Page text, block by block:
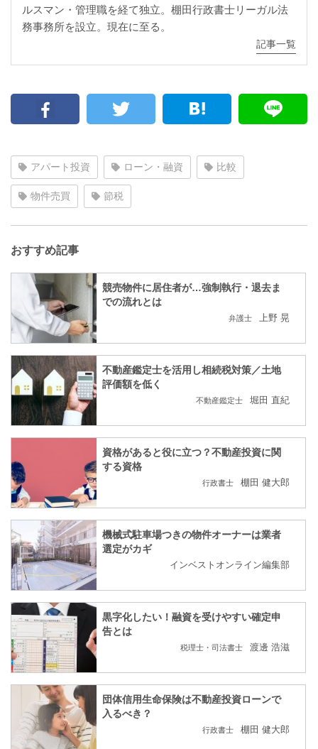
ルスマン・管理職を経て独立。棚田行政書士リーガル法
務事務所を設立。現在に至る。
記事一覧
アパート投資 ローン・融資 比較
物件売買 節税
おすすめ記事
競売物件に居住者が…強制執行・退去ま
での流れとは
弁護士 上野 晃
不動産鑑定士を活用し相続税対策／土地
評価額を低く
不動産鑑定士 堀田 直紀
資格があると役に立つ？不動産投資に関
する資格
行政書士 棚田 健大郎
機械式駐車場つきの物件オーナーは業者
選定がカギ
インベストオンライン編集部
黒字化したい！融資を受けやすい確定申
告とは
税理士・司法書士 渡邊 浩滋
団体信用生命保険は不動産投資ローンで
入るべき？
行政書士 棚田 健大郎